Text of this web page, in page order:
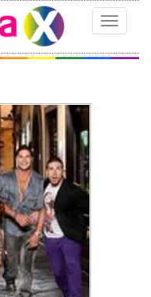
Toggle